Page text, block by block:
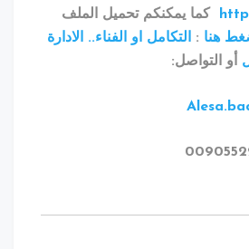
يمكنكم تحميل الملف
او الفناء.. الادارة
: